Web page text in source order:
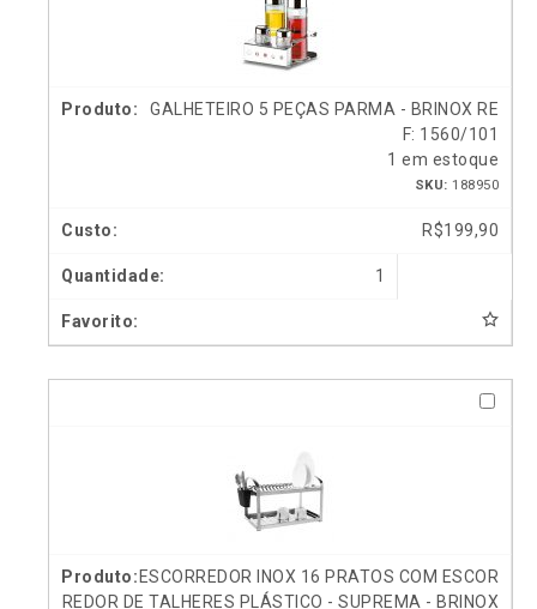
GALHETEIRO 5 PEÇAS PARMA - BRINOX RE
F: 1560/101
1 em estoque
SKU: 188950
R$199,90
1
ESCORREDOR INOX 16 PRATOS COM ESCOR
REDOR DE TALHERES PLÁSTICO - SUPREMA - BRINOX